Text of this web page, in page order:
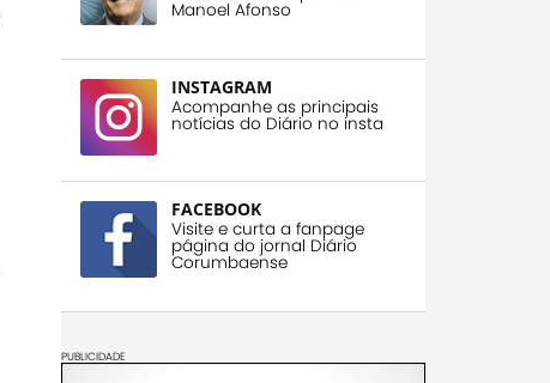
Manoel Afonso
INSTAGRAM
Acompanhe as principais
notícias do Diário no insta
FACEBOOK
Visite e curta a fanpage
página do jornal Diário
Corumbaense
PUBLICIDADE